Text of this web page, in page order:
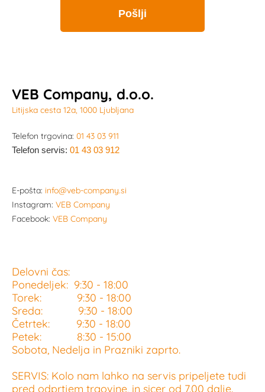
VEB Company, d.o.o.
Litijska cesta 12a, 1000 Ljubljana
Telefon trgovina: 01 43 03 911
Telefon servis: 01 43 03 912
E-pošta: info@veb-company.si
Instagram: VEB Company
Facebook: VEB Company
Delovni čas:
Ponedeljek: 9:30 - 18:00
Torek: 9:30 - 18:00
Sreda: 9:30 - 18:00
Četrtek: 9:30 - 18:00
Petek: 8:30 - 15:00
Sobota, Nedelja in Prazniki zaprto.
SERVIS: Kolo nam lahko na servis pripeljete tudi
pred odprtjem trgovine, in sicer od 7.00 dalje.